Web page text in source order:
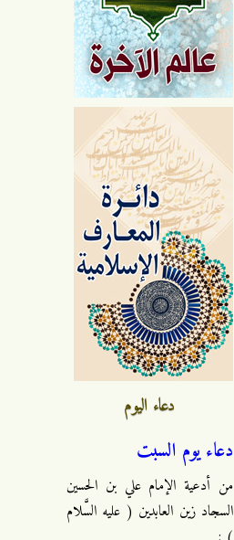
دعاء اليوم
دعاء يوم السبت
من أدعية الإمام علي بن الحسين
السجاد زين العابدين ( عليه السَّلام